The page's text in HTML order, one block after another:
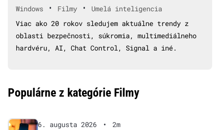
Windows • Filmy •
Umelá inteligencia
Viac ako 20 rokov sledujem aktuálne trendy z
oblasti bezpečnosti, súkromia, multimediálneho
hardvéru, AI, Chat Control, Signal a iné.
Populárne z kategórie Filmy
6. augusta 2026 •
2m